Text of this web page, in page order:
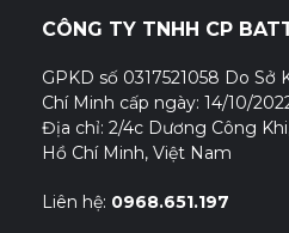
CÔNG TY TNHH CP
GPKD số 0317521058 Do Sở
Chí Minh cấp ngày: 14/10/
Địa chỉ: 2/4c Dương Công
Hồ Chí Minh, Việt Nam
Liên hệ: 0968.651.197